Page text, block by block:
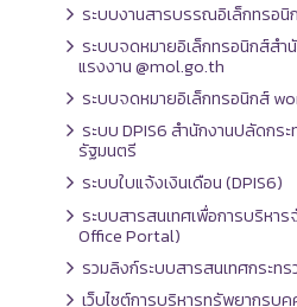
ระบบงานสารบรรณอิเล็กทรอนิ
ระบบจดหมายอิเล็กทรอนิกส์สำ
แรงงาน @mol.go.th
ระบบจดหมายอิเล็กทรอนิกส์
ระบบ DPIS6 สำนักงานปลัดกร
รัฐมนตรี
ระบบใบแจ้งเงินเดือน (DPIS6)
ระบบสารสนเทศเพื่อการบริหา
Office Portal)
รวมลิงก์ระบบสารสนเทศกระทร
เว็บไซต์การบริหารทรัพยากรบุ